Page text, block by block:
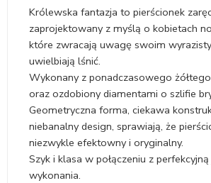
Królewska fantazja to pierścionek
zaprojektowany z myślą o kobietach
które zwracają uwagę swoim
uwielbiają lśnić.
Wykonany z ponadczasowego
oraz ozdobiony diamentami o szlifie
Geometryczna forma, ciekawa
niebanalny design, sprawiają, że
niezwykle efektowny i oryginalny.
Szyk i klasa w połączeniu z
wykonania.